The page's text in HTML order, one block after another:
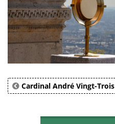
Cardinal André Vingt-Trois